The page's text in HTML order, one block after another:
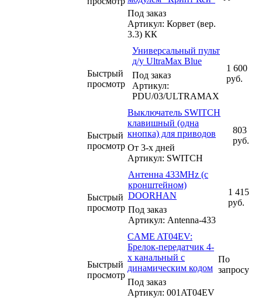
Под заказ
Артикул: Корвет (вер.
3.3) КК
Быстрый
просмотр
Универсальный пульт
д/у UltraMax Blue
Под заказ
Артикул:
PDU/03/ULTRAMAX
1 600
руб.
Быстрый
просмотр
Выключатель SWITCH
клавишный (одна
кнопка) для приводов
От 3-х дней
Артикул: SWITCH
803
руб.
Быстрый
просмотр
Антенна 433MHz (с
кронштейном)
DOORHAN
Под заказ
Артикул: Antenna-433
1 415
руб.
Быстрый
просмотр
CAME AT04EV:
Брелок-передатчик 4-
х канальный с
динамическим кодом
Под заказ
Артикул: 001AT04EV
По
запросу